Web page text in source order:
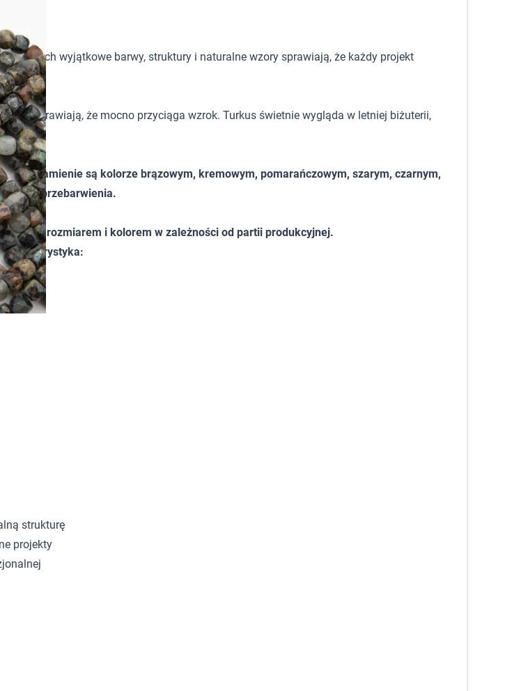
Ich wyjątkowe barwy, struktury i naturalne wzory sprawiają, że każdy projekt
sprawiają, że mocno przyciąga wzrok. Turkus świetnie wygląda w letniej biżuterii,
Kamienie są kolorze brązowym, kremowym, pomarańczowym, szarym, czarnym,
oraz przebarwienia.
siebie rozmiarem i kolorem w zależności od partii produkcyjnej.
strukturę
projekty